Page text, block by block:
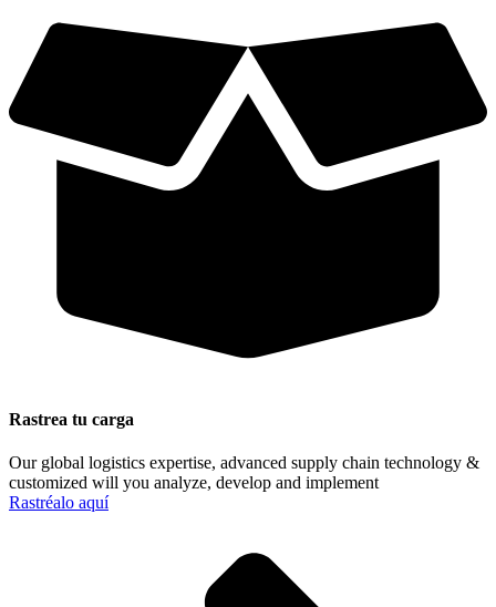
Rastrea tu carga
Our global logistics expertise, advanced supply chain technology &
customized will you analyze, develop and implement
Rastréalo aquí